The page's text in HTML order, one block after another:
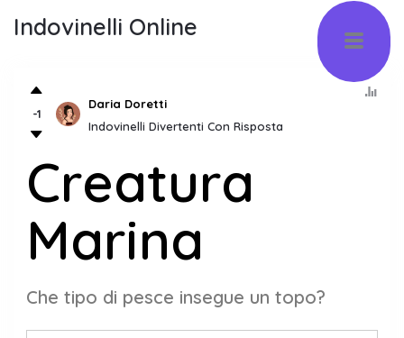
Indovinelli Online
-1
Daria Doretti
Indovinelli Divertenti Con Risposta
Creatura
Marina
Che tipo di pesce insegue un topo?